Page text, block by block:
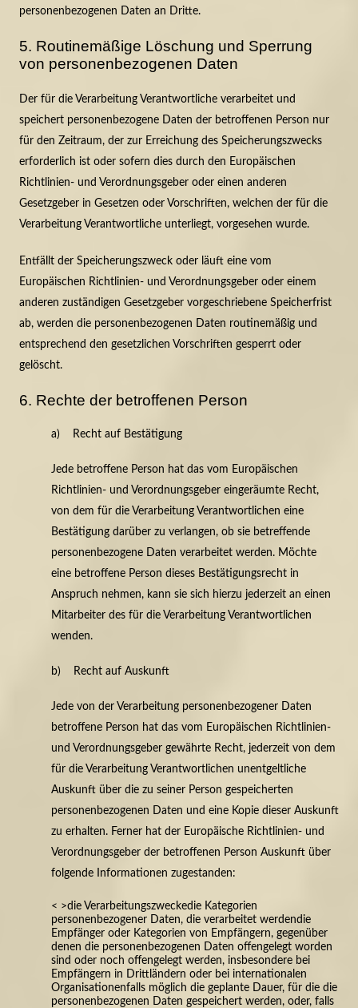
personenbezogenen Daten an Dritte.
5. Routinemäßige Löschung und Sperrung
von personenbezogenen Daten
Der für die Verarbeitung Verantwortliche verarbeitet und
speichert personenbezogene Daten der betroffenen Person nur
für den Zeitraum, der zur Erreichung des Speicherungszwecks
erforderlich ist oder sofern dies durch den Europäischen
Richtlinien- und Verordnungsgeber oder einen anderen
Gesetzgeber in Gesetzen oder Vorschriften, welchen der für die
Verarbeitung Verantwortliche unterliegt, vorgesehen wurde.
Entfällt der Speicherungszweck oder läuft eine vom
Europäischen Richtlinien- und Verordnungsgeber oder einem
anderen zuständigen Gesetzgeber vorgeschriebene Speicherfrist
ab, werden die personenbezogenen Daten routinemäßig und
entsprechend den gesetzlichen Vorschriften gesperrt oder
gelöscht.
6. Rechte der betroffenen Person
a) Recht auf Bestätigung
Jede betroffene Person hat das vom Europäischen
Richtlinien- und Verordnungsgeber eingeräumte Recht,
von dem für die Verarbeitung Verantwortlichen eine
Bestätigung darüber zu verlangen, ob sie betreffende
personenbezogene Daten verarbeitet werden. Möchte
eine betroffene Person dieses Bestätigungsrecht in
Anspruch nehmen, kann sie sich hierzu jederzeit an einen
Mitarbeiter des für die Verarbeitung Verantwortlichen
wenden.
b) Recht auf Auskunft
Jede von der Verarbeitung personenbezogener Daten
betroffene Person hat das vom Europäischen Richtlinien-
und Verordnungsgeber gewährte Recht, jederzeit von dem
für die Verarbeitung Verantwortlichen unentgeltliche
Auskunft über die zu seiner Person gespeicherten
personenbezogenen Daten und eine Kopie dieser Auskunft
zu erhalten. Ferner hat der Europäische Richtlinien- und
Verordnungsgeber der betroffenen Person Auskunft über
folgende Informationen zugestanden:
< >die Verarbeitungszweckedie Kategorien
personenbezogener Daten, die verarbeitet werdendie
Empfänger oder Kategorien von Empfängern, gegenüber
denen die personenbezogenen Daten offengelegt worden
sind oder noch offengelegt werden, insbesondere bei
Empfängern in Drittländern oder bei internationalen
Organisationenfalls möglich die geplante Dauer, für die die
personenbezogenen Daten gespeichert werden, oder, falls